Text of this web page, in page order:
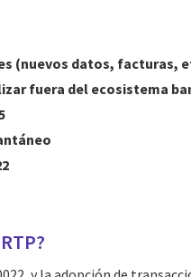
(nuevos datos, facturas,
fuera del ecosistema